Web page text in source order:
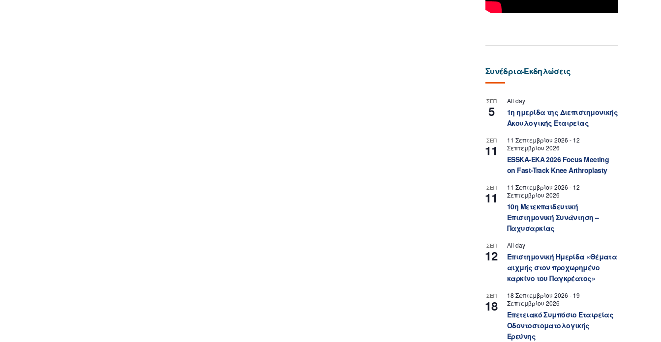
Συνέδρια-Εκδηλώσεις
ΣΕΠ
5
All day
1η ημερίδα της Διεπιστημονικής
Ακουλογικής Εταιρείας
ΣΕΠ
11
11 Σεπτεμβρίου 2026 - 12
Σεπτεμβρίου 2026
ESSKA-EKA 2026 Focus Meeting
on Fast-Track Knee Arthroplasty
ΣΕΠ
11
11 Σεπτεμβρίου 2026 - 12
Σεπτεμβρίου 2026
10η Μετεκπαιδευτική
Επιστημονική Συνάντηση –
Παχυσαρκίας
ΣΕΠ
12
All day
Επιστημονική Ημερίδα «Θέματα
αιχμής στον προχωρημένο
καρκίνο του Παγκρέατος»
ΣΕΠ
18
18 Σεπτεμβρίου 2026 - 19
Σεπτεμβρίου 2026
Επετειακό Συμπόσιο Εταιρείας
Οδοντοστοματολογικής
Ερεύνης